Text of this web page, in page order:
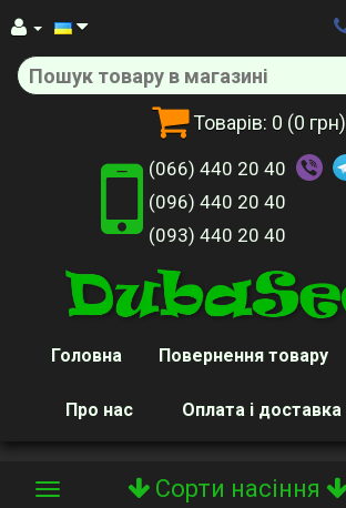
Товарів: 0 (0 грн)
(066) 440 20 40
(096) 440 20 40
(093) 440 20 40
Головна Повернення товару
Про нас Оплата і доставка
Сорти насіння
Toggle